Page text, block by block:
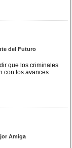
del Futuro
que los criminales
con los avances
Amiga